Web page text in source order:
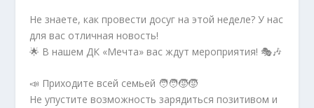
Не знаете, как провести досуг на этой неделе? У нас
для вас отличная новость!
🌟 В нашем ДК «Мечта» вас ждут мероприятия! 🎭🎶
📣 Приходите всей семьей 🧑‍🧑‍🧒‍🧒
Не упустите возможность зарядиться позитивом и